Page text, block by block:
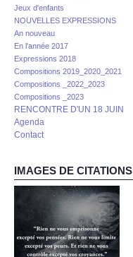
Jeux d'enfants
NOUVELLES EXPRESSIONS
An nouveau
En l'année 2017
Expressions 2018
Compositions 2019_2020_2021
Compositions _2022_2023
Compositions _2023
RENCONTRE D'UN 18 JUIN
Agenda
Contact
IMAGES DE CITATIONS